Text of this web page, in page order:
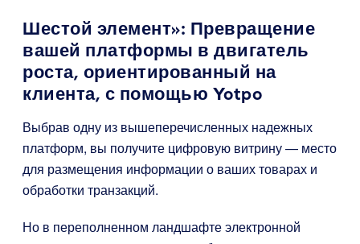
Шестой элемент»: Превращение
вашей платформы в двигатель
роста, ориентированный на
клиента, с помощью Yotpo
Выбрав одну из вышеперечисленных надежных
платформ, вы получите цифровую витрину — место
для размещения информации о ваших товарах и
обработки транзакций.
Но в переполненном ландшафте электронной